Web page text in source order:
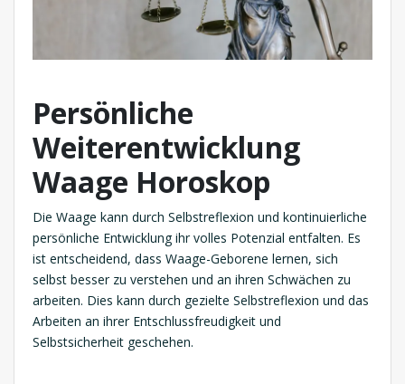
Persönliche
Weiterentwicklung
Waage Horoskop
Die Waage kann durch Selbstreflexion und kontinuierliche
persönliche Entwicklung ihr volles Potenzial entfalten. Es
ist entscheidend, dass Waage-Geborene lernen, sich
selbst besser zu verstehen und an ihren Schwächen zu
arbeiten. Dies kann durch gezielte Selbstreflexion und das
Arbeiten an ihrer Entschlussfreudigkeit und
Selbstsicherheit geschehen.